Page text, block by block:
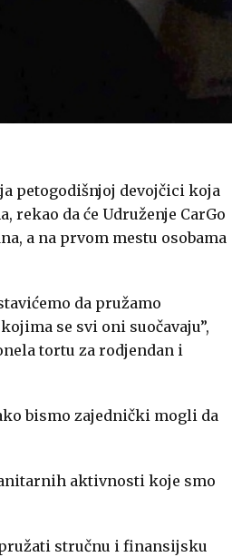
petogodišnjoj devojčici koja
da će Udruženje CarGo
a na prvom mestu osobama
da pružamo
se svi oni suočavaju”,
tortu za rodjendan i
bismo zajednički mogli da
aktivnosti koje smo
stručnu i finansijsku